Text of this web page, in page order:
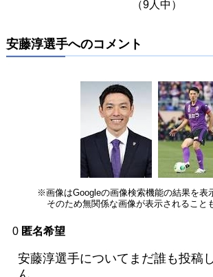
（9人中）
安藤淳選手へのコメント
※画像はGoogleの画像検索機能の結果を表
そのため無関係な画像が表示されること
0 匿名希望
安藤淳選手についてまだ誰も投稿
ん。